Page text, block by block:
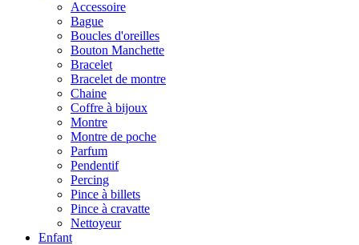
Accessoire
Bague
Boucles d'oreilles
Bouton Manchette
Bracelet
Bracelet de montre
Chaine
Coffre à bijoux
Montre
Montre de poche
Parfum
Pendentif
Percing
Pince à billets
Pince à cravatte
Nettoyeur
Enfant